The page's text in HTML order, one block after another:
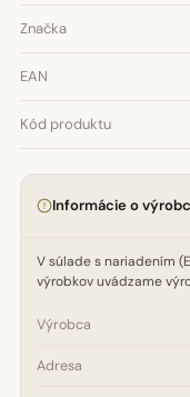
Značka
EAN
Kód produktu
Informácie o
V súlade s nariadením
výrobkov uvádzame
Výrobca
Adresa